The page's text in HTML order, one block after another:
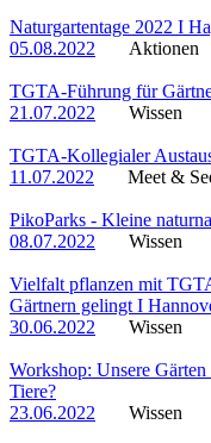
Naturgartentage 2022 I
05.08.2022
Aktionen
TGTA-Führung für
21.07.2022
Wissen
TGTA-Kollegialer
11.07.2022
Meet &
PikoParks - Kleine
08.07.2022
Wissen
Vielfalt pflanzen mit
Gärtnern gelingt I
30.06.2022
Wissen
Workshop: Unsere
Tiere?
23.06.2022
Wissen